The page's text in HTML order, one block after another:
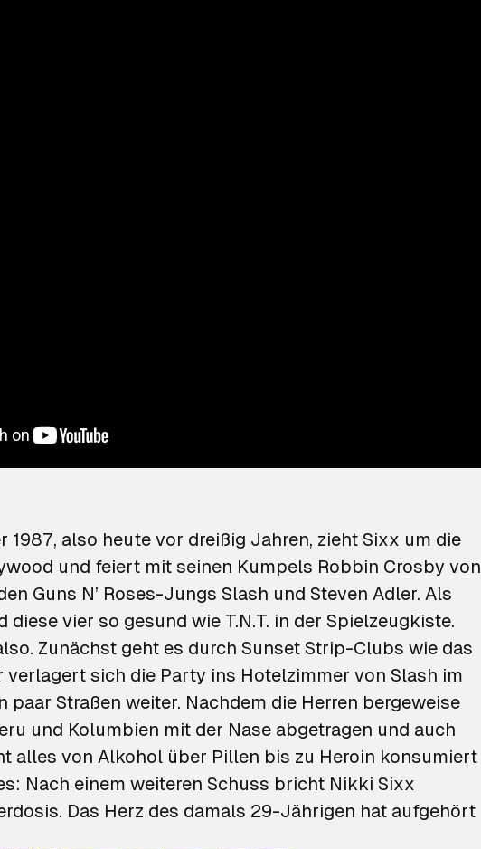
1987, also heute vor dreißig Jahren, zieht Sixx um die
und feiert mit seinen Kumpels Robbin Crosby von
Guns N’ Roses-Jungs Slash und Steven Adler. Als
diese vier so gesund wie T.N.T. in der Spielzeugkiste.
Zunächst geht es durch Sunset Strip-Clubs wie das
verlagert sich die Party ins Hotelzimmer von Slash im
paar Straßen weiter. Nachdem die Herren bergeweise
und Kolumbien mit der Nase abgetragen und auch
alles von Alkohol über Pillen bis zu Heroin konsumiert
Nach einem weiteren Schuss bricht Nikki Sixx
Das Herz des damals 29-Jährigen hat aufgehört